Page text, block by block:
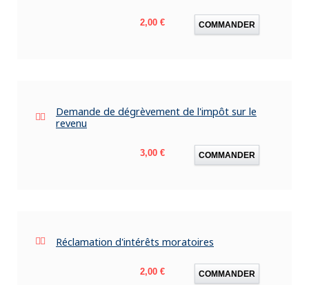
Prix
2,00 € COMMANDER
Demande de dégrèvement de l'impôt sur le
revenu
Prix
3,00 € COMMANDER
Réclamation d'intérêts moratoires
Prix
2,00 € COMMANDER